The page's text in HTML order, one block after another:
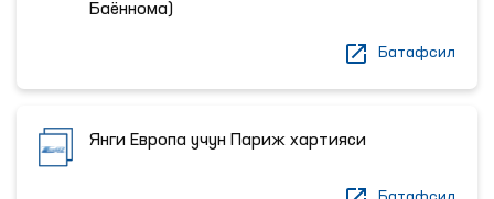
Баённома)
Батафсил
Янги Европа учун Париж хартияси